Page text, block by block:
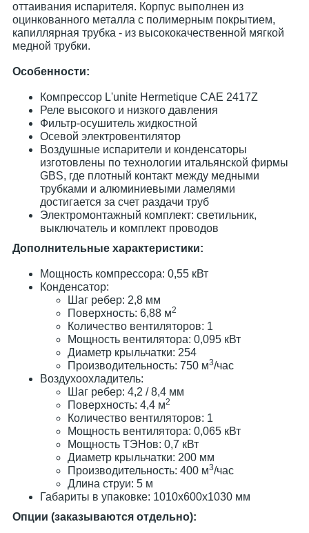
оттаивания испарителя. Корпус выполнен из
оцинкованного металла с полимерным покрытием,
капиллярная трубка - из высококачественной мягкой
медной трубки.
Особенности:
Компрессор L'unite Hermetique САЕ 2417Z
Реле высокого и низкого давления
Фильтр-осушитель жидкостной
Осевой электровентилятор
Воздушные испарители и конденсаторы
изготовлены по технологии итальянской фирмы
GBS, где плотный контакт между медными
трубками и алюминиевыми ламелями
достигается за счет раздачи труб
Электромонтажный комплект: светильник,
выключатель и комплект проводов
Дополнительные характеристики:
Мощность компрессора: 0,55 кВт
Конденсатор:
Шаг ребер: 2,8 мм
Поверхность: 6,88 м2
Количество вентиляторов: 1
Мощность вентилятора: 0,095 кВт
Диаметр крыльчатки: 254
Производительность: 750 м3/час
Воздухоохладитель:
Шаг ребер: 4,2 / 8,4 мм
Поверхность: 4,4 м2
Количество вентиляторов: 1
Мощность вентилятора: 0,065 кВт
Мощность ТЭНов: 0,7 кВт
Диаметр крыльчатки: 200 мм
Производительность: 400 м3/час
Длина струи: 5 м
Габариты в упаковке: 1010х600х1030 мм
Опции (заказываются отдельно):